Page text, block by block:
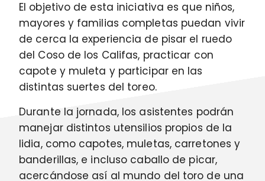
El objetivo de esta iniciativa es que niños,
mayores y familias completas puedan vivir
de cerca la experiencia de pisar el ruedo
del Coso de los Califas, practicar con
capote y muleta y participar en las
distintas suertes del toreo.
Durante la jornada, los asistentes podrán
manejar distintos utensilios propios de la
lidia, como capotes, muletas, carretones y
banderillas, e incluso caballo de picar,
acercándose así al mundo del toro de una